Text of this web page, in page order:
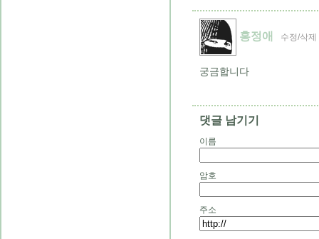
홍정애 수정/삭제
궁금합니다
댓글 남기기
이름
암호
주소